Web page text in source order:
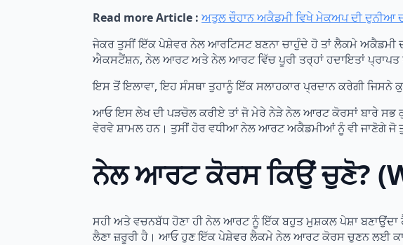
Read more Article : ਅਤੁਲ ਚੌਹਾਨ ਅਕੈਡਮੀ ਵਿਖੇ ਮੇਕਅਪ ਦੀ ਦੁਨੀਆ
ਜੇਕਰ ਤੁਸੀਂ ਇੱਕ ਪੇਸ਼ੇਵਰ ਨੇਲ ਆਰਟਿਸਟ ਬਣਨਾ ਚਾਹੁੰਦੇ ਹੋ ਤਾਂ ਲੈਕਮੇ
ਐਕਸਟੈਂਸ਼ਨ, ਨੇਲ ਆਰਟ ਅਤੇ ਨੇਲ ਆਰਟ ਵਿੱਚ ਪੂਰੀ ਤਰ੍ਹਾਂ ਹਦਾਇਤਾਂ
ਇਸ ਤੋਂ ਇਲਾਵਾ, ਇਹ ਸੰਸਥਾ ਤੁਹਾਨੂੰ ਇੱਕ ਸਲਾਹਕਾਰ ਪ੍ਰਦਾਨ ਕਰੇਗੀ ਜਿਸਨੇ
ਆਓ ਇਸ ਲੇਖ ਦੀ ਪੜਚੋਲ ਕਰੀਏ ਤਾਂ ਜੋ ਮੇਰੇ ਨੇੜੇ ਨੇਲ ਆਰਟ ਕੋਰਸਾਂ ਬਾਰੇ ਸਭ
ਵੇਰਵੇ ਸ਼ਾਮਲ ਹਨ। ਤੁਸੀਂ ਹੋਰ ਵਧੀਆ ਨੇਲ ਆਰਟ ਅਕੈਡਮੀਆਂ ਨੂੰ ਵੀ ਜਾਣੋਗੇ ਜੋ
ਨੇਲ ਆਰਟ ਕੋਰਸ ਕਿਉਂ ਚੁਣੋ?
ਸਹੀ ਅਤੇ ਵਚਨਬੱਧ ਹੋਣਾ ਹੀ ਨੇਲ ਆਰਟ ਨੂੰ ਇੱਕ ਬਹੁਤ ਮੁਸ਼ਕਲ ਪੇਸ਼ਾ
ਲੈਣਾ ਜ਼ਰੂਰੀ ਹੈ। ਆਓ ਹੁਣ ਇੱਕ ਪੇਸ਼ੇਵਰ ਲੈਕਮੇ ਨੇਲ ਆਰਟ ਕੋਰਸ ਚੁਣਨ ਲਈ